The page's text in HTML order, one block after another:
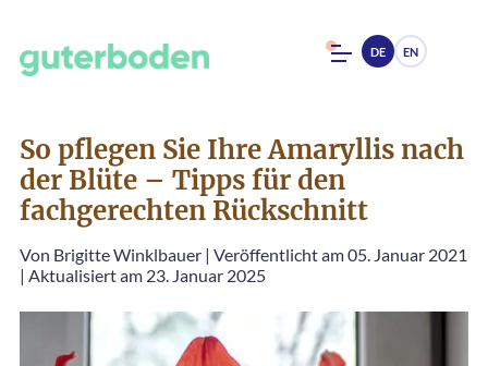
DE EN
So pflegen Sie Ihre Amaryllis nach
der Blüte – Tipps für den
fachgerechten Rückschnitt
Von Brigitte Winklbauer | Veröffentlicht am 05. Januar 2021
| Aktualisiert am 23. Januar 2025